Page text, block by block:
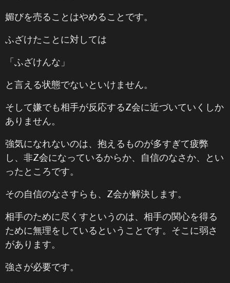
媚びを売ることはやめることです。
ふざけたことに対しては
「ふざけんな」
と言える状態でないといけません。
そして嫌でも相手が反応するZ会に近づいていくしか
ありません。
強気になれないのは、抱えるものが多すぎて疲弊
し、非Z会になっているからか、自信のなさか、とい
ったところです。
その自信のなさすらも、Z会が解決します。
相手のために尽くすというのは、相手の関心を得る
ために無理をしているということです。そこに弱さ
があります。
強さが必要です。